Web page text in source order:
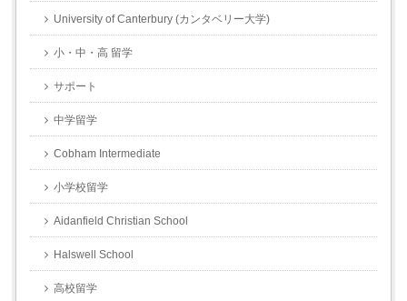
University of Canterbury (カンタベリー大学)
小・中・高 留学
サポート
中学留学
Cobham Intermediate
小学校留学
Aidanfield Christian School
Halswell School
高校留学